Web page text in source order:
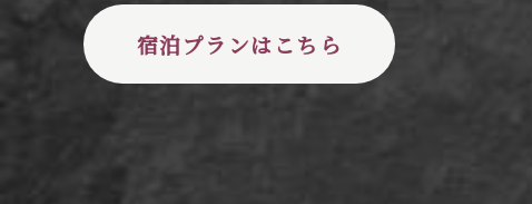
宿泊プランはこちら